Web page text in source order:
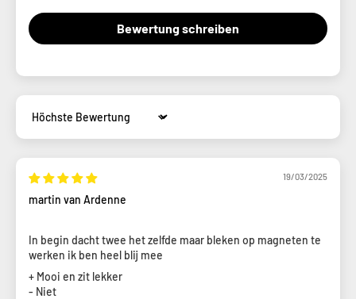
Bewertung schreiben
Sort by
19/03/2025
martin van Ardenne
In begin dacht twee het zelfde maar bleken op magneten te
werken ik ben heel blij mee
+ Mooi en zit lekker
- Niet